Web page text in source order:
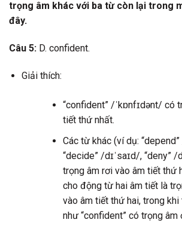
trọng âm khác với ba từ còn lại trong
đây.
Câu 5: D. confident.
Giải thích:
“confident” /ˈkɒnfɪdənt/ có
tiết thứ nhất.
Các từ khác (ví dụ:
“decide” /dɪˈsaɪd/, “deny” /
trọng âm rơi vào âm tiết thứ
cho động từ hai âm tiết là
vào âm tiết thứ hai, trong
như “confident” có trọng